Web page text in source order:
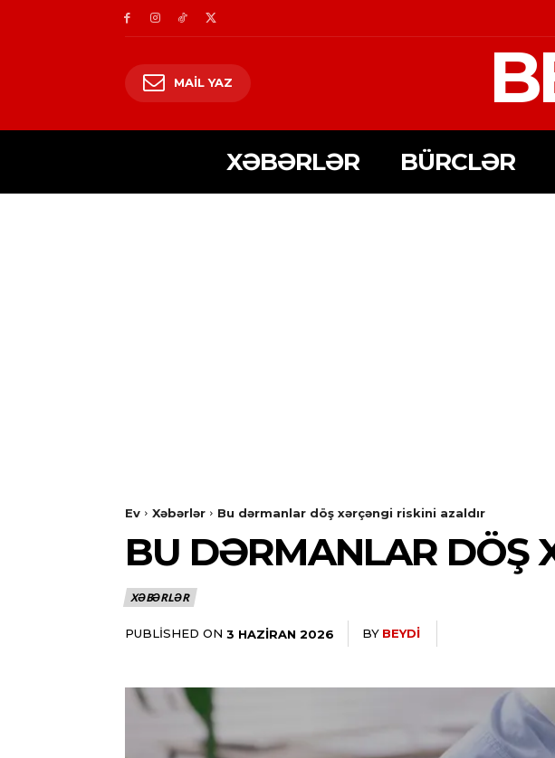
MAIL YAZ
XƏBƏRLƏR BÜRCLƏR
Ev Xəbərlər Bu dərmanlar döş xərçəngi riskini azaldır
BU DƏRMANLAR DÖŞ
XƏBƏRLƏR
PUBLISHED ON 3 HAZIRAN 2026 BY BEYDI